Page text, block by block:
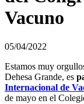
Vacuno
05/04/2022
Estamos muy
Dehesa Grande, es
Internacional de
de mayo en el